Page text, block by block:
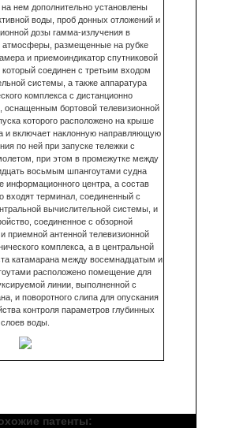
нем дополнительно установлены
воды, проб донных отложений и
дозы гамма-излучения в
атмосферы, размещенные на рубке
и приемоиндикатор спутниковой
соединен с третьим входом
системы, а также аппаратура
комплекса с дистанционно
бортовой телевизионной
которого расположено на крыше
и включает наклонную направляющую
по ней при запуске тележки с
при этом в промежутке между
восьмым шпангоутами судна
информационного центра, а состав
входят терминал, соединенный с
вычислительной системы, и
соединенное с обзорной
приемной антенной телевизионной
комплекса, а в центральной
катамарана между восемнадцатым и
расположено помещение для
линии, выполненной с
и поворотного слипа для опускания
контроля параметров глубинных
слоев воды.
патенты: